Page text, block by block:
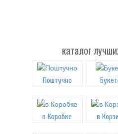
каталог
Поштучно
в Коробке
в